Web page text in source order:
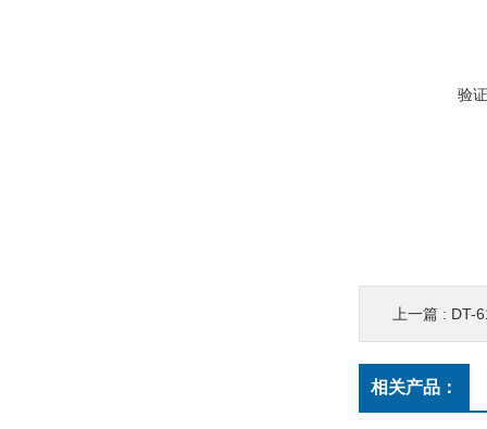
验
上一篇 : DT-
相关产品：